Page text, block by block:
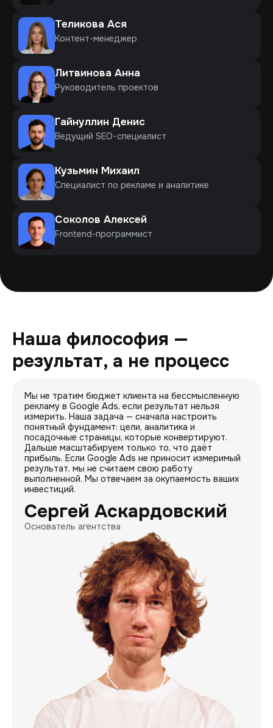
Теликова Ася
Контент-менеджер
Литвинова Анна
Руководитель проектов
Гайнуллин Денис
Ведущий SEO-специалист
Кузьмин Михаил
Специалист по рекламе и аналитике
Соколов Алексей
Frontend-программист
Наша философия —
результат, а не процесс
Мы не тратим бюджет клиента на бессмысленную
рекламу в Google Ads, если результат нельзя
измерить. Наша задача — сначала настроить
понятный фундамент: цели, аналитика и
посадочные страницы, которые конвертируют.
Дальше масштабируем только то, что даёт
прибыль. Если Google Ads не приносит измеримый
результат, мы не считаем свою работу
выполненной. Мы отвечаем за окупаемость ваших
инвестиций.
Сергей Аскардовский
Основатель агентства